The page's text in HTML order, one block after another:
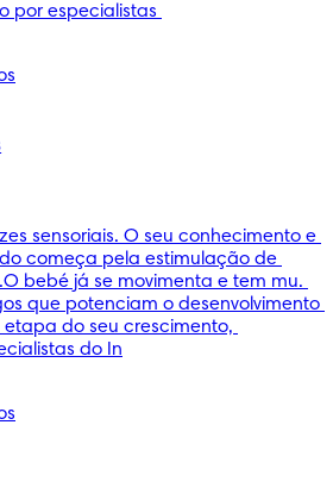
por especialistas
sensoriais. O seu conhecimento e
começa pela estimulação de
bebé já se movimenta e tem mu.
que potenciam o desenvolvimento
do seu crescimento,
do In